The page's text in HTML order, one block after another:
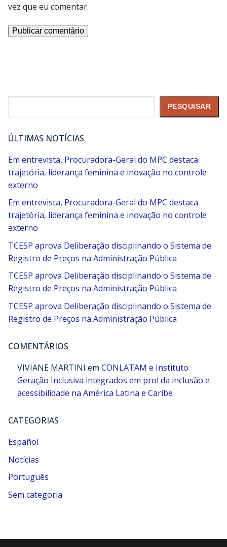
vez que eu comentar.
PESQUISAR
ÚLTIMAS NOTÍCIAS
Em entrevista, Procuradora-Geral do MPC destaca
trajetória, liderança feminina e inovação no controle
externo
Em entrevista, Procuradora-Geral do MPC destaca
trajetória, liderança feminina e inovação no controle
externo
TCESP aprova Deliberação disciplinando o Sistema de
Registro de Preços na Administração Pública
TCESP aprova Deliberação disciplinando o Sistema de
Registro de Preços na Administração Pública
TCESP aprova Deliberação disciplinando o Sistema de
Registro de Preços na Administração Pública
COMENTÁRIOS
VIVIANE MARTINI em CONLATAM e Instituto
Geração Inclusiva integrados em prol da inclusão e
acessibilidade na América Latina e Caribe
CATEGORIAS
Español
Notícias
Português
Sem categoria